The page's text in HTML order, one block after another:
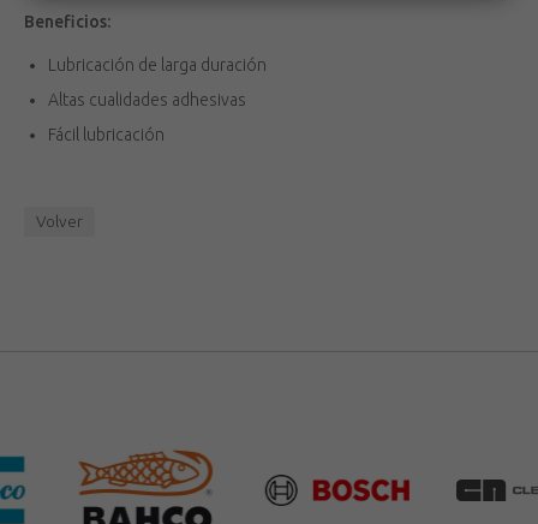
Beneficios:
Lubricación de larga duración
Altas cualidades adhesivas
Fácil lubricación
Volver